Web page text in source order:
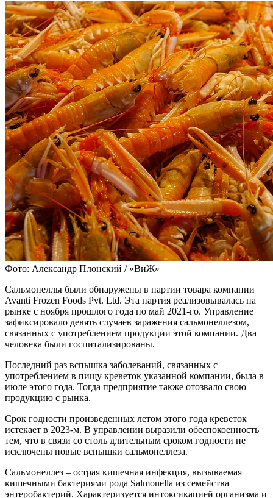
Фото: Александр Плонский / «ВиЖ»
Сальмонеллы были обнаружены в партии товара компании
Avanti Frozen Foods Pvt. Ltd. Эта партия реализовывалась на
рынке с ноября прошлого года по май 2021-го. Управление
зафиксировало девять случаев заражения сальмонеллезом,
связанных с употреблением продукции этой компании. Два
человека были госпитализированы.
Последний раз вспышка заболеваний, связанных с
употреблением в пищу креветок указанной компании, была в
июле этого года. Тогда предприятие также отозвало свою
продукцию с рынка.
Срок годности произведенных летом этого года креветок
истекает в 2023-м. В управлении выразили обеспокоенность
тем, что в связи со столь длительным сроком годности не
исключены новые вспышки сальмонеллеза.
Сальмонеллез – острая кишечная инфекция, вызываемая
кишечными бактериями рода Salmonella из семейства
энтеробактерий. Характеризуется интоксикацией организма и